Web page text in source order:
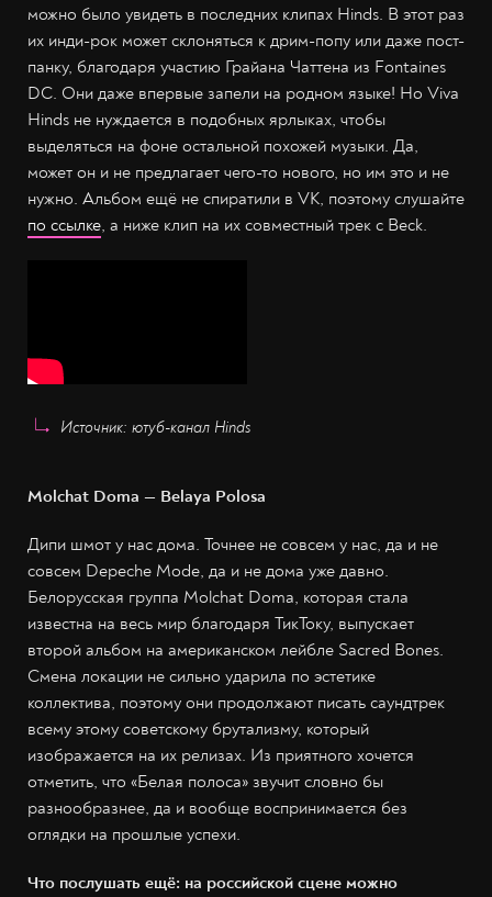
можно было увидеть в последних клипах Hinds. В этот раз
их инди-рок может склоняться к дрим-попу или даже пост-
панку, благодаря участию Грайана Чаттена из Fontaines
DC. Они даже впервые запели на родном языке! Но Viva
Hinds не нуждается в подобных ярлыках, чтобы
выделяться на фоне остальной похожей музыки. Да,
может он и не предлагает чего-то нового, но им это и не
нужно. Альбом ещё не спиратили в VK, поэтому слушайте
по ссылке, а ниже клип на их совместный трек с Beck.
Источник: ютуб-канал Hinds
Molchat Doma — Belaya Polosa
Дипи шмот у нас дома. Точнее не совсем у нас, да и не
совсем Depeche Mode, да и не дома уже давно.
Белорусская группа Molchat Doma, которая стала
известна на весь мир благодаря ТикТоку, выпускает
второй альбом на американском лейбле Sacred Bones.
Смена локации не сильно ударила по эстетике
коллектива, поэтому они продолжают писать саундтрек
всему этому советскому брутализму, который
изображается на их релизах. Из приятного хочется
отметить, что «Белая полоса» звучит словно бы
разнообразнее, да и вообще воспринимается без
оглядки на прошлые успехи.
Что послушать ещё: на российской сцене можно